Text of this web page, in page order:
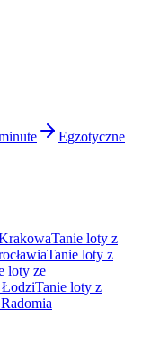
Egzotyczne
Tanie loty z
Tanie loty z
loty ze
Tanie loty z